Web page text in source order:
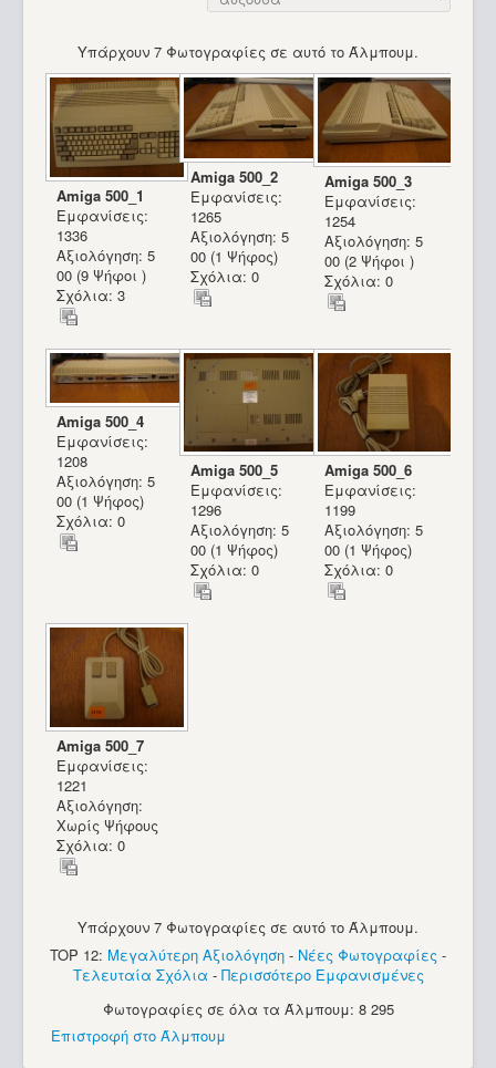
Υπάρχουν 7 Φωτογραφίες σε αυτό το Άλμπουμ.
Amiga 500_1
Εμφανίσεις:
1336
Αξιολόγηση: 5
00 (9 Ψήφοι )
Σχόλια: 3
Amiga 500_2
Εμφανίσεις:
1265
Αξιολόγηση: 5
00 (1 Ψήφος)
Σχόλια: 0
Amiga 500_3
Εμφανίσεις:
1254
Αξιολόγηση: 5
00 (2 Ψήφοι )
Σχόλια: 0
Amiga 500_4
Εμφανίσεις:
1208
Αξιολόγηση: 5
00 (1 Ψήφος)
Σχόλια: 0
Amiga 500_5
Εμφανίσεις:
1296
Αξιολόγηση: 5
00 (1 Ψήφος)
Σχόλια: 0
Amiga 500_6
Εμφανίσεις:
1199
Αξιολόγηση: 5
00 (1 Ψήφος)
Σχόλια: 0
Amiga 500_7
Εμφανίσεις:
1221
Αξιολόγηση:
Χωρίς Ψήφους
Σχόλια: 0
Υπάρχουν 7 Φωτογραφίες σε αυτό το Άλμπουμ.
TOP 12: Μεγαλύτερη Αξιολόγηση - Νέες Φωτογραφίες -
Τελευταία Σχόλια - Περισσότερο Εμφανισμένες
Φωτογραφίες σε όλα τα Άλμπουμ: 8 295
Επιστροφή στο Άλμπουμ